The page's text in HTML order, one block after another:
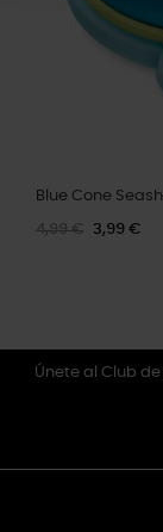
Blue Cone
4,99 € 3,99 €
Únete al Club